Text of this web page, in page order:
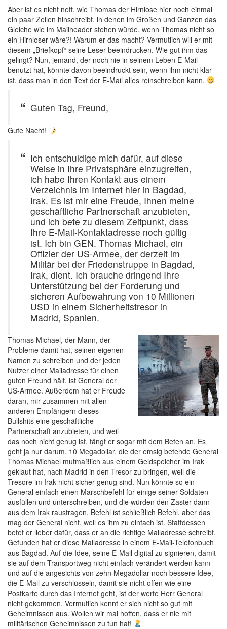
Aber ist es nicht nett, wie Thomas der Hirnlose hier noch einmal
ein paar Zeilen hinschreibt, in denen im Großen und Ganzen das
Gleiche wie im Mailheader stehen würde, wenn Thomas nicht so
ein Hirnloser wäre?! Warum er das macht? Vermutlich will er mit
diesem „Briefkopf“ seine Leser beeindrucken. Wie gut ihm das
gelingt? Nun, jemand, der noch nie in seinem Leben E-Mail
benutzt hat, könnte davon beeindruckt sein, wenn ihm nicht klar
ist, dass man in den Text der E-Mail alles reinschreiben kann.
Guten Tag, Freund,
Gute Nacht!
Ich entschuldige mich dafür, auf diese
Weise in Ihre Privatsphäre einzugreifen,
ich habe Ihren Kontakt aus einem
Verzeichnis im Internet hier in Bagdad,
Irak. Es ist mir eine Freude, Ihnen meine
geschäftliche Partnerschaft anzubieten,
und ich bete zu diesem Zeitpunkt, dass
Ihre E-Mail-Kontaktadresse noch gültig
ist. Ich bin GEN. Thomas Michael, ein
Offizier der US-Armee, der derzeit im
Militär bei der Friedenstruppe in Bagdad,
Irak, dient. Ich brauche dringend Ihre
Unterstützung bei der Forderung und
sicheren Aufbewahrung von 10 Millionen
USD in einem Sicherheitstresor in
Madrid, Spanien.
Thomas Michael, der Mann, der
Probleme damit hat, seinen eigenen
Namen zu schreiben und der jeden
Nutzer einer Mailadresse für einen
guten Freund hält, ist General der
US-Armee. Außerdem hat er Freude
daran, mir zusammen mit allen
anderen Empfängern dieses
Bullshits eine geschäftliche
Partnerschaft anzubieten, und weil
das noch nicht genug ist, fängt er sogar mit dem Beten an. Es
geht ja nur darum, 10 Megadollar, die der emsig betende General
Thomas Michael mutmaßlich aus einem Geldspeicher im Irak
geklaut hat, nach Madrid in den Tresor zu bringen, weil die
Tresore im Irak nicht sicher genug sind. Nun könnte so ein
General einfach einen Marschbefehl für einige seiner Soldaten
ausfüllen und unterschreiben, und die würden den Zaster dann
aus dem Irak raustragen, Befehl ist schließlich Befehl, aber das
mag der General nicht, weil es ihm zu einfach ist. Stattdessen
betet er lieber dafür, dass er an die richtige Mailadresse schreibt.
Gefunden hat er diese Mailadresse in einem E-Mail-Telefonbuch
aus Bagdad. Auf die Idee, seine E-Mail digital zu signieren, damit
sie auf dem Transportweg nicht einfach verändert werden kann
und auf die angesichts von zehn Megadollar noch bessere Idee,
die E-Mail zu verschlüsseln, damit sie nicht offen wie eine
Postkarte durch das Internet geht, ist der werte Herr General
nicht gekommen. Vermutlich kennt er sich nicht so gut mit
Geheimnissen aus. Wollen wir mal hoffen, dass er nie mit
militärischen Geheimnissen zu tun hat!